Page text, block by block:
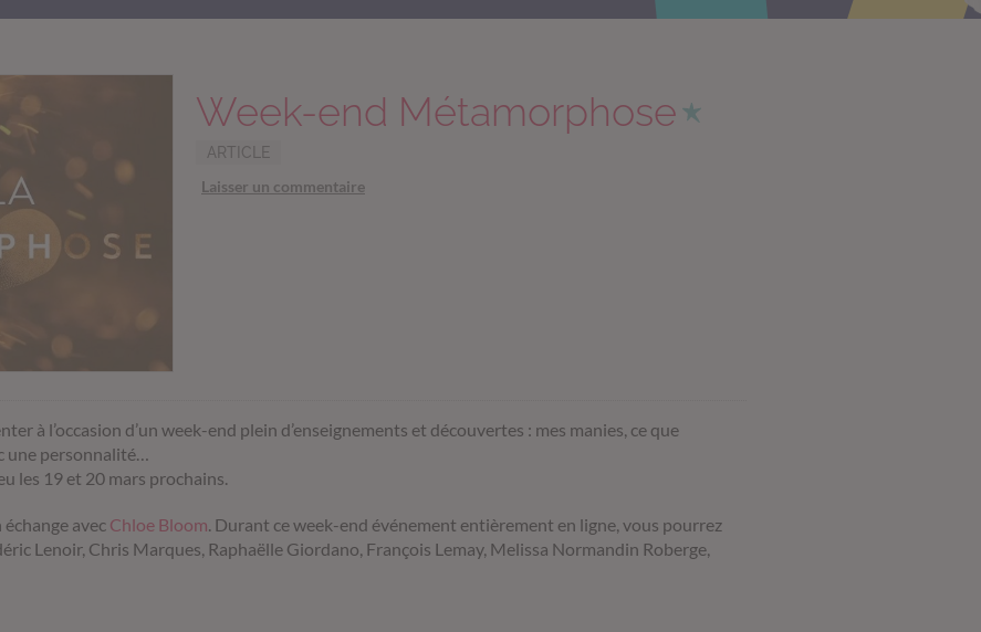
Week-end Métamorphose
ARTICLE
Laisser un commentaire
à l’occasion d’un week-end plein d’enseignements et découvertes : mes manies, ce que
une personnalité…
les 19 et 20 mars prochains.
avec Chloe Bloom. Durant ce week-end événement entièrement en ligne, vous pourrez
Lenoir, Chris Marques, Raphaëlle Giordano, François Lemay, Melissa Normandin Roberge,